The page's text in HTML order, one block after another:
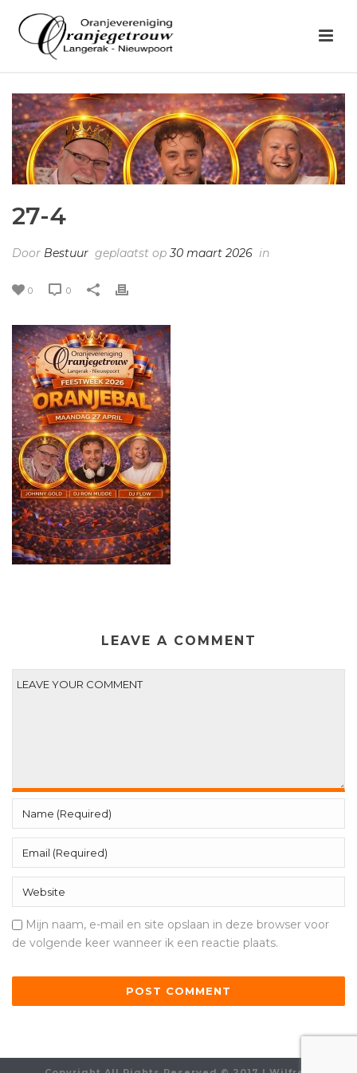
27-4
Door Bestuur geplaatst op30 maart 2026 in
0 0
LEAVE A COMMENT
Mijn naam, e-mail en site opslaan in deze browser voor
de volgende keer wanneer ik een reactie plaats.